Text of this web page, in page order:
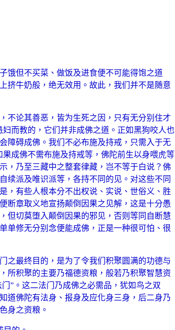
饿但不买菜、做饭及进食便不可能得饱之道
挤牛奶般，绝无效用。故此，我们并不是随意
不论其善恶，皆为生死之因，只有无分别住才
而教的，它们并非成佛之道。正如黑狗咬人也
障碍成佛。我们不必布施及持戒，只需入于无
成佛不需布施及持戒等，佛陀前生以身喂虎等
，乃至三藏中之整套律藏，岂不等于白说？佛
续派及唯识派等，各持不同的见。对这些不同
，有些人根本分不出权说、实说、世俗义、胜
断章取义地宣扬颠倒因果之见解，这是十分愚
但切莫堕入颠倒因果的邪见，否则等同自断慧
单修无分别念便能成佛，正是一种很可怕、很
之最终目的，是为了令我们积聚圆满的功德与
所积聚的主要乃福德资粮，般若乃积聚智慧资
”。这二法门乃成佛之必需品，犹如鸟之双
道佛陀有法身、报身及应化身三身，后二身乃
身之资粮。